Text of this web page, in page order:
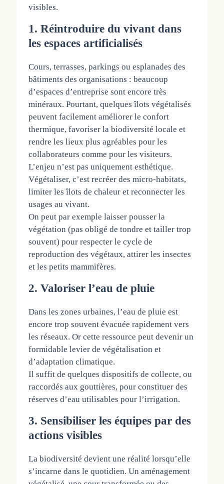
visibles.
1. Réintroduire du vivant dans
les espaces artificialisés
Cours, terrasses, parkings ou esplanades des
bâtiments des organisations : beaucoup
d’espaces d’entreprise sont encore très
minéraux. Pourtant, quelques îlots végétalisés
peuvent facilement améliorer le confort
thermique, favoriser la biodiversité locale et
rendre les lieux plus agréables pour les
collaborateurs comme pour les visiteurs.
L’enjeu n’est pas uniquement esthétique.
Végétaliser, c’est recréer des micro-habitats,
limiter les îlots de chaleur et reconnecter les
usages au vivant.
On peut par exemple laisser pousser la
végétation (pas obligé de tondre et tailler trop
souvent) pour respecter le cycle de
reproduction des végétaux, attirer les insectes
et les petits mammifères.
2. Valoriser l’eau de pluie
Dans les zones urbaines, l’eau de pluie est
encore trop souvent évacuée rapidement vers
les réseaux. Or cette ressource peut devenir un
formidable levier de végétalisation et
d’adaptation climatique.
Il suffit de quelques dispositifs de collecte, ou
raccordés aux gouttières, pour constituer des
réserves d’eau utilisables pour l’irrigation.
3. Sensibiliser les équipes par des
actions visibles
La biodiversité devient une réalité lorsqu’elle
s’incarne dans le quotidien. Un aménagement